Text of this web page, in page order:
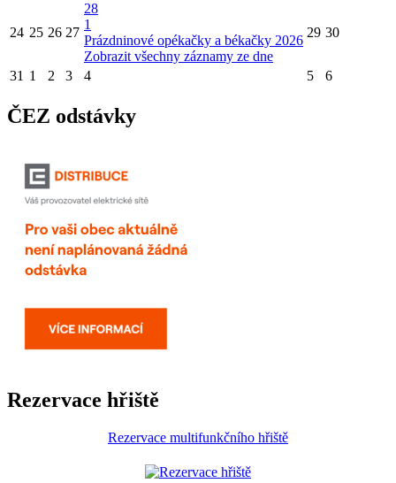
24 25 26 27
28
1
Prázdninové opékačky a békačky 2026
Zobrazit všechny záznamy ze dne
29 30
31 1 2 3 4 5 6
ČEZ odstávky
Rezervace hřiště
Rezervace multifunkčního hřiště